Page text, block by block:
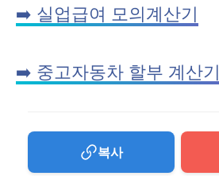
➡️ 실업급여 모의계산기
➡️ 중고자동차 할부 계산기
복사